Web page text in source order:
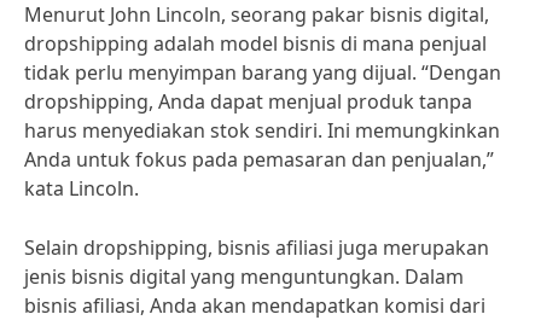
Menurut John Lincoln, seorang pakar bisnis digital,
dropshipping adalah model bisnis di mana penjual
tidak perlu menyimpan barang yang dijual. “Dengan
dropshipping, Anda dapat menjual produk tanpa
harus menyediakan stok sendiri. Ini memungkinkan
Anda untuk fokus pada pemasaran dan penjualan,”
kata Lincoln.
Selain dropshipping, bisnis afiliasi juga merupakan
jenis bisnis digital yang menguntungkan. Dalam
bisnis afiliasi, Anda akan mendapatkan komisi dari